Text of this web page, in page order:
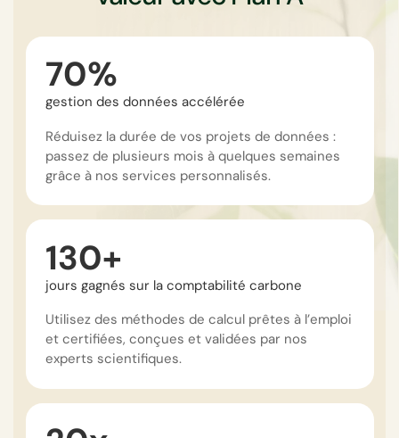
70%
gestion des données accélérée
Réduisez la durée de vos projets de données :
passez de plusieurs mois à quelques semaines
grâce à nos services personnalisés.
130+
jours gagnés sur la comptabilité carbone
Utilisez des méthodes de calcul prêtes à l’emploi
et certifiées, conçues et validées par nos
experts scientifiques.